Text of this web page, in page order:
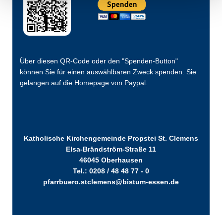
Über diesen QR-Code oder den "Spenden-Button"
können Sie für einen auswählbaren Zweck spenden. Sie
gelangen auf die Homepage von Paypal.
Katholische Kirchengemeinde Propstei St. Clemens
Elsa-Brändström-Straße 11
46045 Oberhausen
Tel.: 0208 / 48 48 77 - 0
pfarrbuero.stclemens@bistum-essen.de